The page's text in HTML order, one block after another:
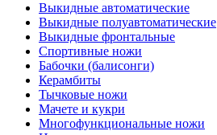
Выкидные автоматические
Выкидные полуавтоматические
Выкидные фронтальные
Спортивные ножи
Бабочки (балисонги)
Керамбиты
Тычковые ножи
Мачете и кукри
Многофункциональные ножи